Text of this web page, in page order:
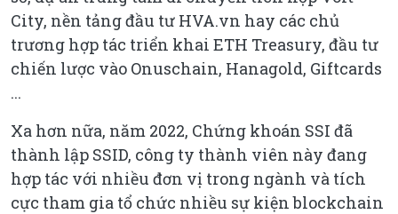
City, nền tảng đầu tư HVA.vn hay các chủ
trương hợp tác triển khai ETH Treasury, đầu tư
chiến lược vào Onuschain, Hanagold, Giftcards
...
Xa hơn nữa, năm 2022, Chứng khoán SSI đã
thành lập SSID, công ty thành viên này đang
hợp tác với nhiều đơn vị trong ngành và tích
cực tham gia tổ chức nhiều sự kiện blockchain